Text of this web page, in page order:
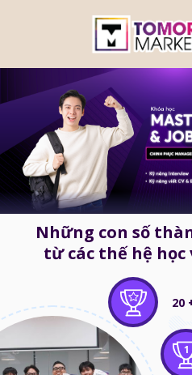
1
20
Những con số
từ các thế hệ học